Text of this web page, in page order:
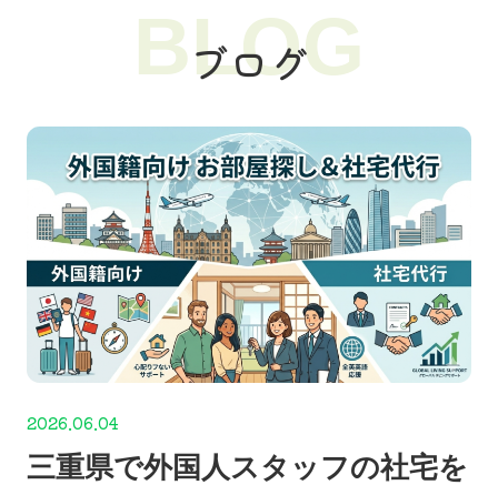
ブログ
BLOG
2026.06.04
三重県で外国人スタッフの社宅を